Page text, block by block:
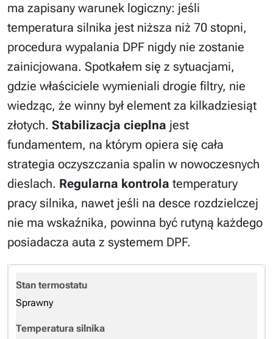
ma zapisany warunek logiczny: jeśli
temperatura silnika jest niższa niż 70 stopni,
procedura wypalania DPF nigdy nie zostanie
zainicjowana. Spotkałem się z sytuacjami,
gdzie właściciele wymieniali drogie filtry, nie
wiedząc, że winny był element za kilkadziesiąt
złotych. Stabilizacja cieplna jest
fundamentem, na którym opiera się cała
strategia oczyszczania spalin w nowoczesnych
dieslach. Regularna kontrola temperatury
pracy silnika, nawet jeśli na desce rozdzielczej
nie ma wskaźnika, powinna być rutyną każdego
posiadacza auta z systemem DPF.
Sprawny